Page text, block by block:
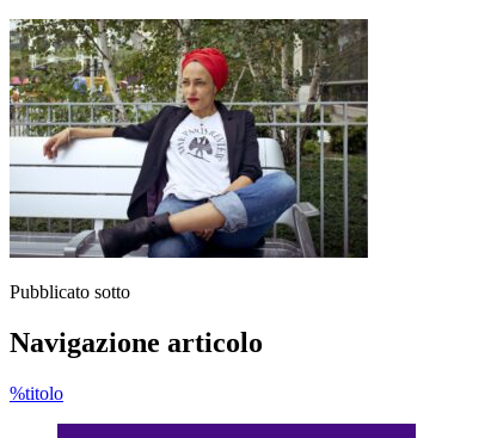
Pubblicato sotto
Navigazione articolo
%titolo